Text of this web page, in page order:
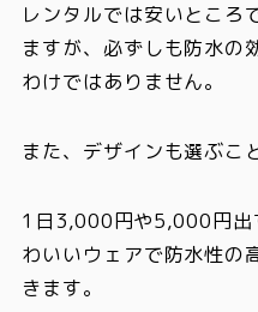
レンタルでは安いとこ
ますが、必ずしも防水の
わけではありません。
また、デザインも選ぶこ
1日3,000円や5,000円出
わいいウェアで防水性の
きます。